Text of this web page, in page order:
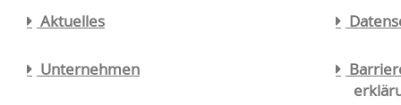
Aktuelles
Unternehmen